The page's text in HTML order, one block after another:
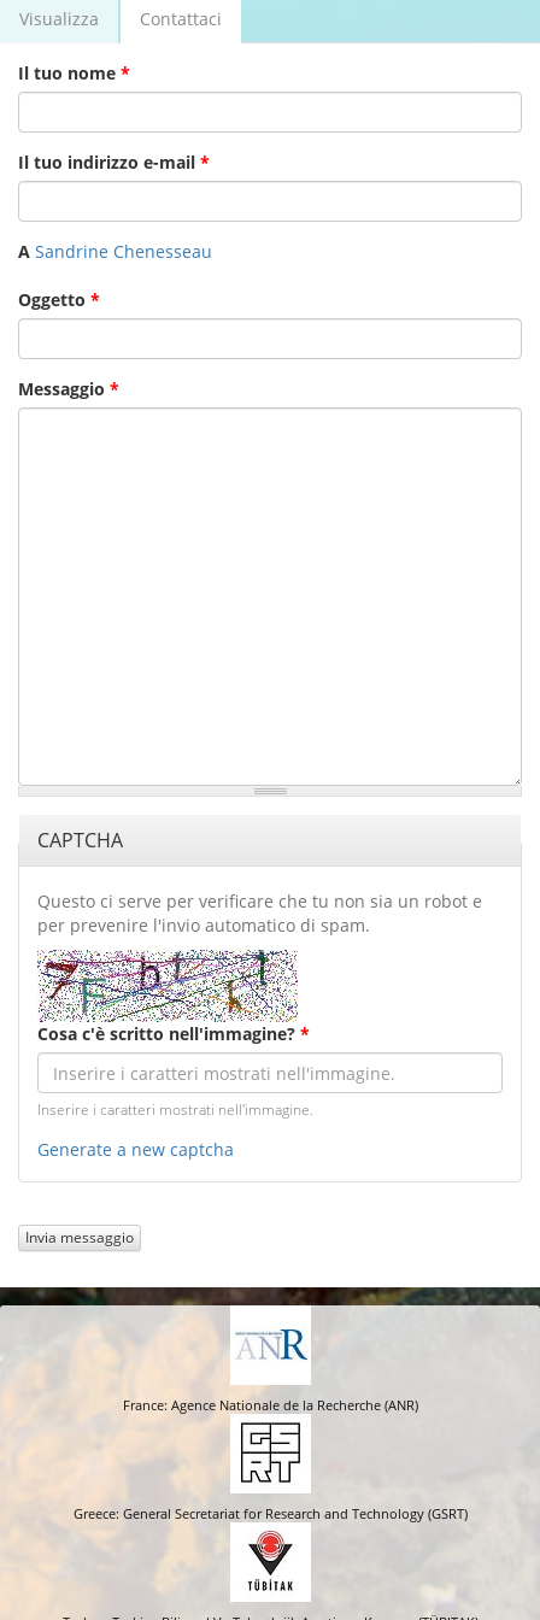
Schede primarie
Visualizza Contattaci
attiva)
Il tuo nome *
Il tuo indirizzo e-mail *
A Sandrine Chenesseau
Oggetto *
Messaggio *
CAPTCHA
Questo ci serve per verificare che tu non sia un robot e
per prevenire l'invio automatico di spam.
Cosa c'è scritto nell'immagine? *
Inserire i caratteri mostrati nell'immagine.
Generate a new captcha
Invia messaggio
France: Agence Nationale de la Recherche (ANR)
Greece: General Secretariat for Research and Technology (GSRT)